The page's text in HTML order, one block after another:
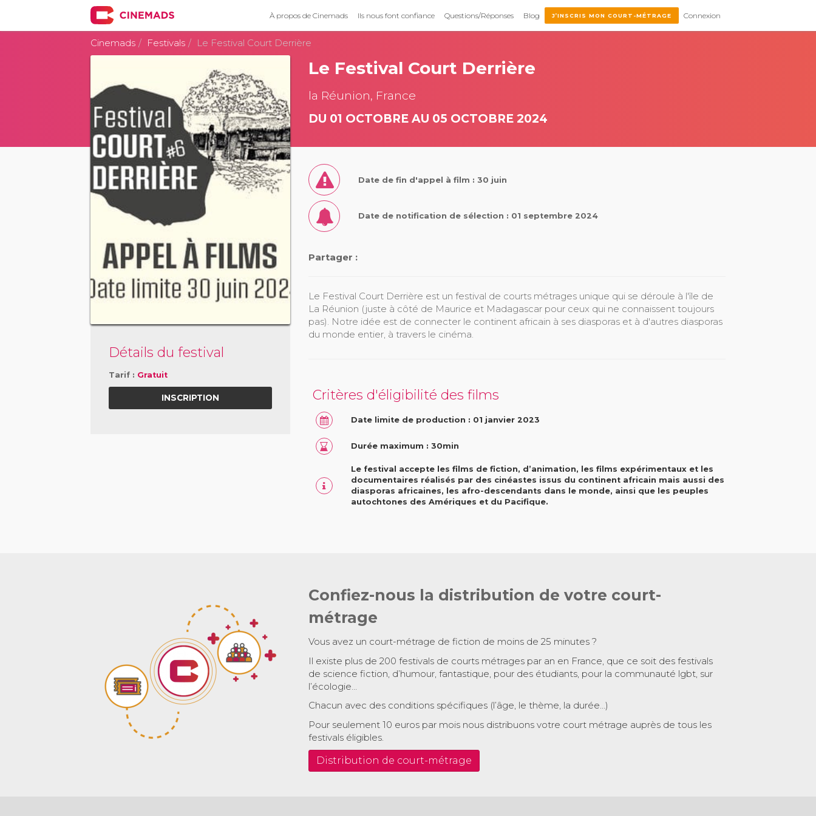
À propos de Cinemads Ils nous font confiance Questions/Réponses Blog J’INSCRIS MON COURT-MÉTRAGE Connexion
Cinemads Festivals Le Festival Court Derrière
Détails du festival
Tarif : Gratuit
INSCRIPTION
Le Festival Court Derrière
la Réunion, France
DU 01 OCTOBRE AU 05 OCTOBRE 2024
Date de fin d'appel à film : 30 juin
Date de notification de sélection : 01 septembre 2024
Partager :
Le Festival Court Derrière est un festival de courts métrages unique qui se déroule à l'île de
La Réunion (juste à côté de Maurice et Madagascar pour ceux qui ne connaissent toujours
pas). Notre idée est de connecter le continent africain à ses diasporas et à d'autres diasporas
du monde entier, à travers le cinéma.
Critères d'éligibilité des films
Date limite de production : 01 janvier 2023
Durée maximum : 30min
Le festival accepte les films de fiction, d’animation, les films expérimentaux et les
documentaires réalisés par des cinéastes issus du continent africain mais aussi des
diasporas africaines, les afro-descendants dans le monde, ainsi que les peuples
autochtones des Amériques et du Pacifique.
Confiez-nous la distribution de votre court-
métrage
Vous avez un court-métrage de fiction de moins de 25 minutes ?
Il existe plus de 200 festivals de courts métrages par an en France, que ce soit des festivals
de science fiction, d’humour, fantastique, pour des étudiants, pour la communauté lgbt, sur
l’écologie…
Chacun avec des conditions spécifiques (l’âge, le thème, la durée…)
Pour seulement 10 euros par mois nous distribuons votre court métrage auprès de tous les
festivals éligibles.
Distribution de court-métrage